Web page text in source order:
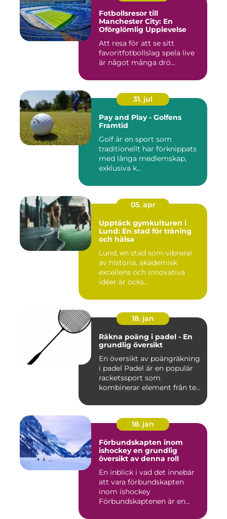
Fotbollsresor till
Manchester City: En
Oförglömlig Upplevelse
Att resa för att se sitt
favoritfotbollslag spela live
är något många drö...
31. jul
Pay and Play - Golfens
Framtid
Golf är en sport som
traditionellt har förknippats
med långa medlemskap,
exklusiva k...
05. apr
Upptäck gymkulturen i
Lund: En stad för träning
och hälsa
Lund, en stad som vibrerar
av historia, akademisk
excellens och innovativa
idéer är ocks...
18. jan
Räkna poäng i padel - En
grundlig översikt
En översikt av poängräkning
i padel Padel är en populär
racketssport som
kombinerar element från te...
18. jan
Förbundskapten inom
ishockey en grundlig
översikt av denna roll
En inblick i vad det innebär
att vara förbundskapten
inom ishockey
Förbundskaptenen är en